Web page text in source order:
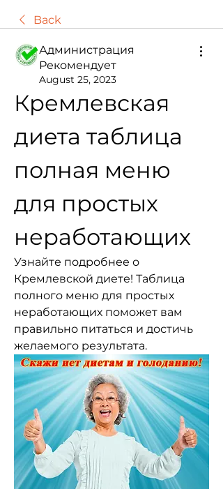
Back
Администрация
Рекомендует
August 25, 2023
Кремлевская
диета таблица
полная меню
для простых
неработающих
Узнайте подробнее о
Кремлевской диете! Таблица
полного меню для простых
неработающих поможет вам
правильно питаться и достичь
желаемого результата.